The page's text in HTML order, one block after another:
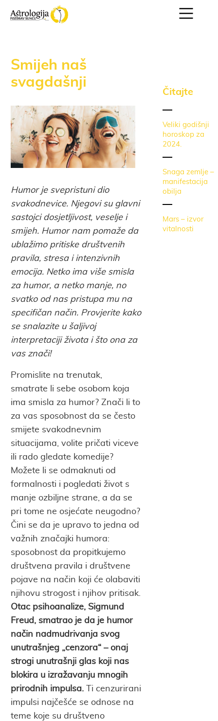
Smijeh naš
svagdašnji
Humor je svepristuni dio
svakodnevice. Njegovi su glavni
sastojci dosjetljivost, veselje i
smijeh. Humor nam pomaže da
ublažimo pritiske društvenih
pravila, stresa i intenzivnih
emocija. Netko ima više smisla
za humor, a netko manje, no
svatko od nas pristupa mu na
specifičan način. Provjerite kako
se snalazite u šaljivoj
interpretaciji života i što ona za
vas znači!
Promislite na trenutak,
smatrate li sebe osobom koja
ima smisla za humor? Znači li to
za vas sposobnost da se često
smijete svakodnevnim
situacijama, volite pričati viceve
ili rado gledate komedije?
Možete li se odmaknuti od
formalnosti i pogledati život s
manje ozbiljne strane, a da se
pri tome ne osjećate neugodno?
Čini se da je upravo to jedna od
važnih značajki humora:
sposobnost da propitkujemo
društvena pravila i društvene
pojave na način koji će olabaviti
njihovu strogost i njihov pritisak.
Otac psihoanalize, Sigmund
Freud, smatrao je da je humor
način nadmudrivanja svog
unutrašnjeg „cenzora“ – onaj
strogi unutrašnji glas koji nas
blokira u izražavanju mnogih
prirodnih impulsa. Ti cenzurirani
impulsi najčešće se odnose na
teme koje su društveno
Čitajte
Veliki godišnji
horoskop za
2024.
Snaga zemlje –
manifestacija
obilja
Mars – izvor
vitalnosti